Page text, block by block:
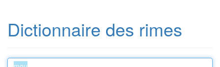
Dictionnaire des rimes